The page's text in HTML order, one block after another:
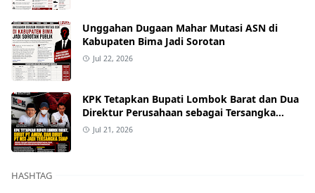
Unggahan Dugaan Mahar Mutasi ASN di
Kabupaten Bima Jadi Sorotan
Jul 22, 2026
KPK Tetapkan Bupati Lombok Barat dan Dua
Direktur Perusahaan sebagai Tersangka
Dugaan Suap Proyek
Jul 21, 2026
HASHTAG